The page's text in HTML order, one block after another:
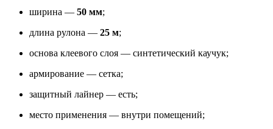
ширина — 50 мм;
длина рулона — 25 м;
основа клеевого слоя — синтетический каучук;
армирование — сетка;
защитный лайнер — есть;
место применения — внутри помещений;